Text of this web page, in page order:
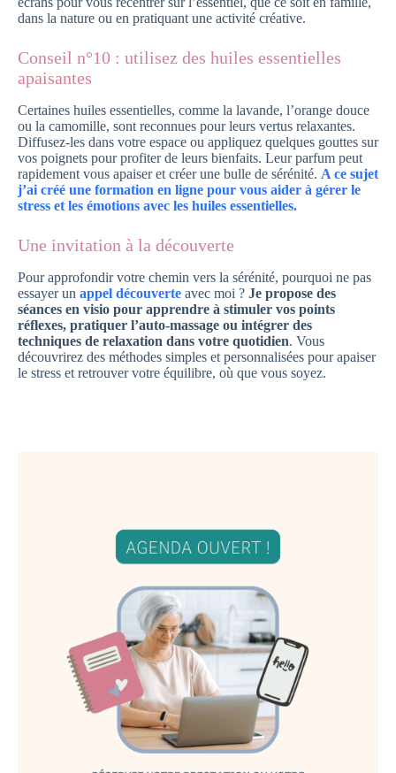
dans la nature ou en pratiquant une activité créative.
Conseil n°10 : utilisez des huiles essentielles
apaisantes
Certaines huiles essentielles, comme la lavande, l’orange douce
ou la camomille, sont reconnues pour leurs vertus relaxantes.
Diffusez-les dans votre espace ou appliquez quelques gouttes sur
vos poignets pour profiter de leurs bienfaits. Leur parfum peut
rapidement vous apaiser et créer une bulle de sérénité. A ce sujet
j’ai créé une formation en ligne pour vous aider à gérer le
stress et les émotions avec les huiles essentielles.
Une invitation à la découverte
Pour approfondir votre chemin vers la sérénité, pourquoi ne pas
essayer un appel découverte avec moi ? Je propose des
séances en visio pour apprendre à stimuler vos points
réflexes, pratiquer l’auto-massage ou intégrer des
techniques de relaxation dans votre quotidien. Vous
découvrirez des méthodes simples et personnalisées pour apaiser
le stress et retrouver votre équilibre, où que vous soyez.